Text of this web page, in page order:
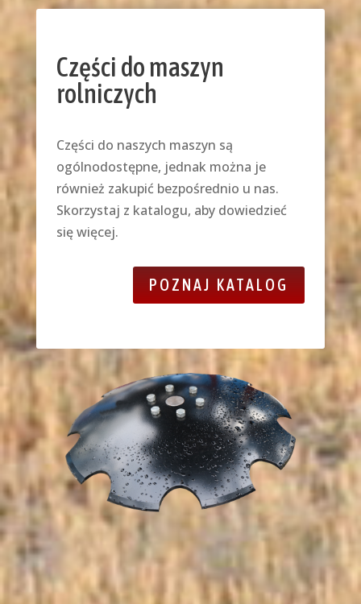
Części do maszyn
rolniczych
Części do naszych maszyn są
ogólnodostępne, jednak można je
również zakupić bezpośrednio u nas.
Skorzystaj z katalogu, aby dowiedzieć
się więcej.
POZNAJ KATALOG